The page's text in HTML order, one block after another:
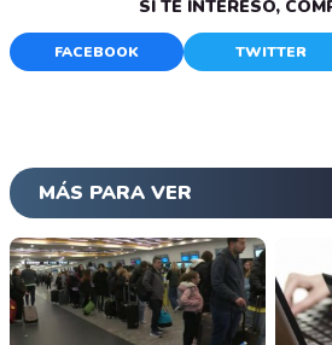
SI TE INTERESÓ,
FACEBOOK TWITTER
MÁS PARA VER